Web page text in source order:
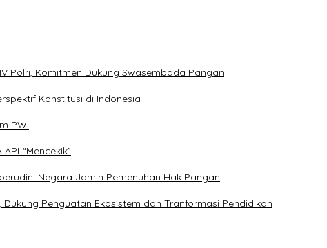
Polri, Komitmen Dukung Swasembada Pangan
Konstitusi di Indonesia
PWI
“Mencekik”
Negara Jamin Pemenuhan Hak Pangan
Dukung Penguatan Ekosistem dan Tranformasi Pendidikan